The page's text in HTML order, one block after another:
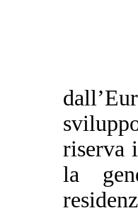
riserva
la